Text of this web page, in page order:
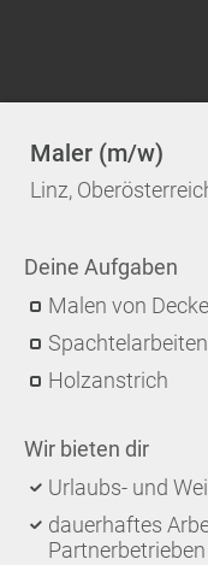
Maler (m/w)
Linz,
Deine Aufgaben
Malen von
Spachtelarbeiten
Holzanstrich
Wir bieten dir
Urlaubs- und
dauerhaftes
Partnerbetrieben